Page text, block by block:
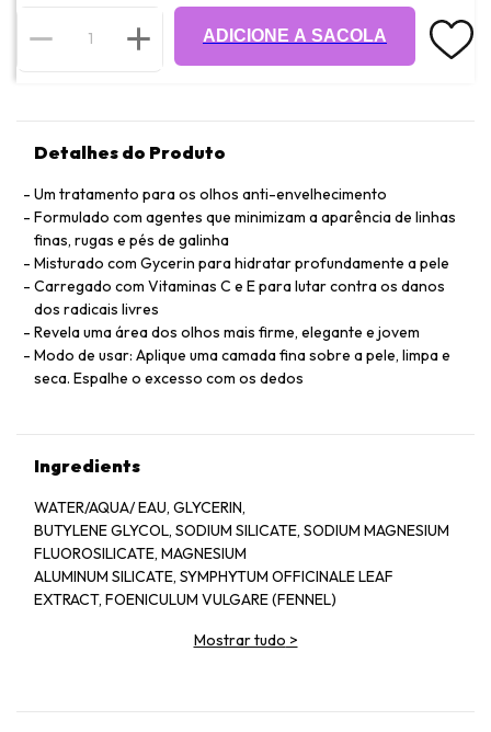
ADICIONE A SACOLA
Detalhes do Produto
Um tratamento para os olhos anti-envelhecimento
Formulado com agentes que minimizam a aparência de linhas
finas, rugas e pés de galinha
Misturado com Gycerin para hidratar profundamente a pele
Carregado com Vitaminas C e E para lutar contra os danos
dos radicais livres
Revela uma área dos olhos mais firme, elegante e jovem
Modo de usar: Aplique uma camada fina sobre a pele, limpa e
seca. Espalhe o excesso com os dedos
Ingredients
WATER/AQUA/ EAU, GLYCERIN,
BUTYLENE GLYCOL, SODIUM SILICATE, SODIUM MAGNESIUM
FLUOROSILICATE, MAGNESIUM
ALUMINUM SILICATE, SYMPHYTUM OFFICINALE LEAF
EXTRACT, FOENICULUM VULGARE (FENNEL)
EXTRACT, ARGANIA SPINOSA KERNEL EXTRACT,
Mostrar tudo >